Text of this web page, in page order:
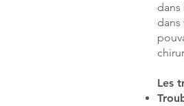
dans
Les